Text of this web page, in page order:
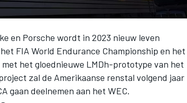
en Porsche wordt in 2023 nieuw leven
FIA World Endurance Championship en het
het gloednieuwe LMDh-prototype van het
zal de Amerikaanse renstal volgend jaar
gaan deelnemen aan het WEC.